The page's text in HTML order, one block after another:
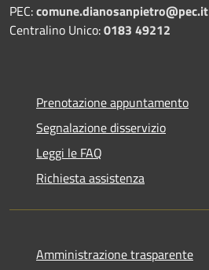
PEC:comune.dianosanpietro@pec.it
Centralino Unico:0183 49212
Prenotazione appuntamento
Segnalazione disservizio
Leggi le FAQ
Richiesta assistenza
Amministrazione trasparente